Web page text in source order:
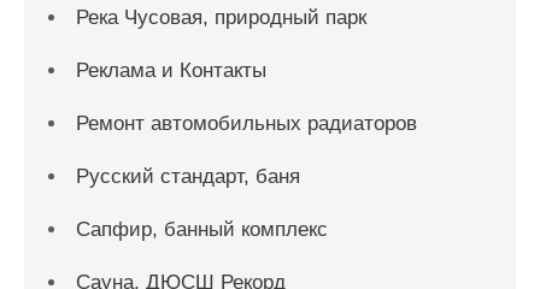
Река Чусовая, природный парк
Реклама и Контакты
Ремонт автомобильных радиаторов
Русский стандарт, баня
Сапфир, банный комплекс
Сауна, ДЮСШ Рекорд